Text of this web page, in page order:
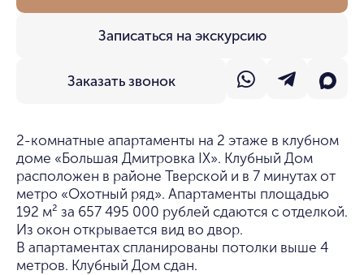
Заказать звонок
Записаться на экскурсию
2-комнатные апартаменты на 2 этаже в клубном
доме «Большая Дмитровка IX». Клубный Дом
расположен в районе Тверской и в 7 минутах от
метро «Охотный ряд». Апартаменты площадью
192 м² за 657 495 000 рублей сдаются с отделкой.
Из окон открывается вид во двор.
В апартаментах спланированы потолки выше 4
метров. Клубный Дом сдан.